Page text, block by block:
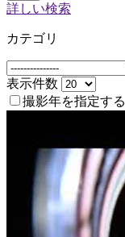
詳しい検索
カテゴリ
表示件数
撮影年を指定する